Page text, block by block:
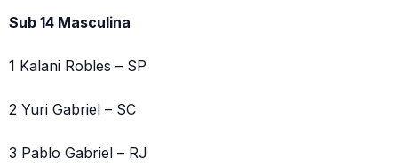
Sub 14 Masculina
1 Kalani Robles – SP
2 Yuri Gabriel – SC
3 Pablo Gabriel – RJ